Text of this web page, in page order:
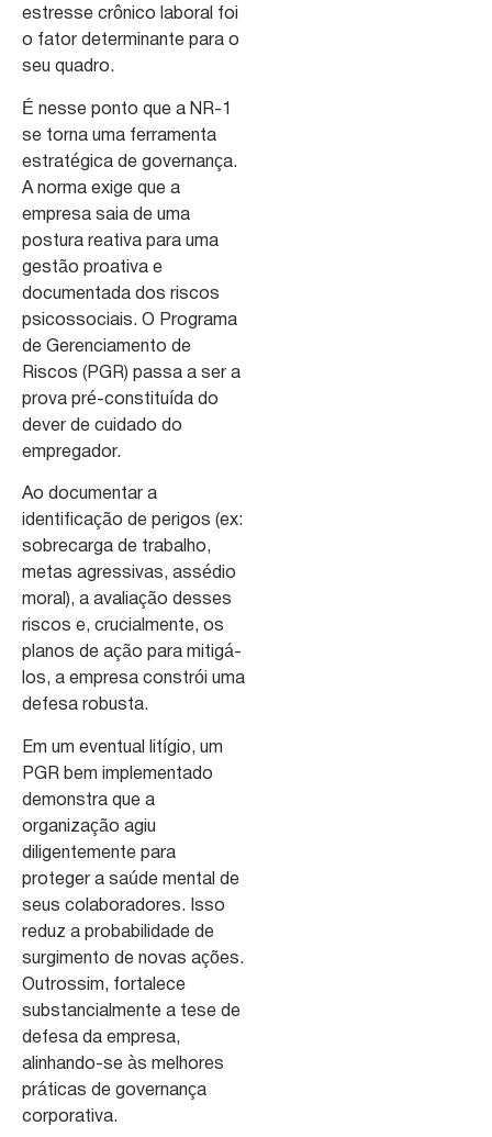
estresse crônico laboral foi
o fator determinante para o
seu quadro.
É nesse ponto que a NR-1
se torna uma ferramenta
estratégica de governança.
A norma exige que a
empresa saia de uma
postura reativa para uma
gestão proativa e
documentada dos riscos
psicossociais. O Programa
de Gerenciamento de
Riscos (PGR) passa a ser a
prova pré-constituída do
dever de cuidado do
empregador.
Ao documentar a
identificação de perigos (ex:
sobrecarga de trabalho,
metas agressivas, assédio
moral), a avaliação desses
riscos e, crucialmente, os
planos de ação para mitigá-
los, a empresa constrói uma
defesa robusta.
Em um eventual litígio, um
PGR bem implementado
demonstra que a
organização agiu
diligentemente para
proteger a saúde mental de
seus colaboradores. Isso
reduz a probabilidade de
surgimento de novas ações.
Outrossim, fortalece
substancialmente a tese de
defesa da empresa,
alinhando-se às melhores
práticas de governança
corporativa.